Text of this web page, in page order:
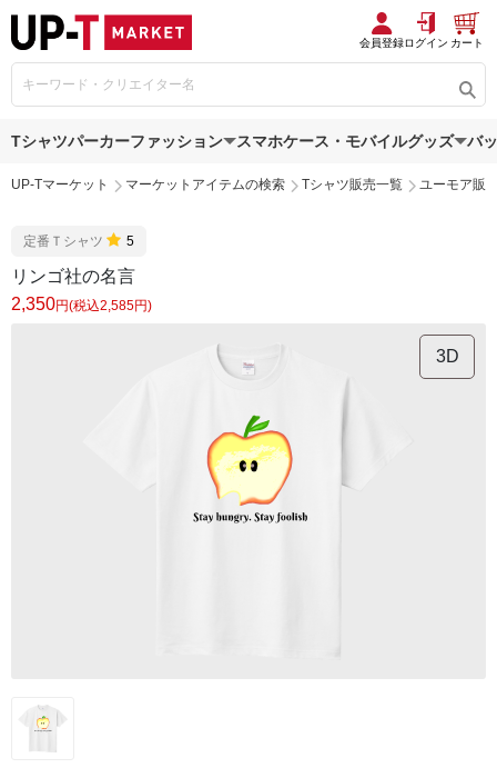
会員登録ログイン カート
Tシャツパーカーファッション スマホケース・モバイルグッズ バ
UP-Tマーケット マーケットアイテムの検索 Tシャツ販売一覧 ユーモア販
定番Ｔシャツ 5
リンゴ社の名言
2,350円(税込2,585円)
3D